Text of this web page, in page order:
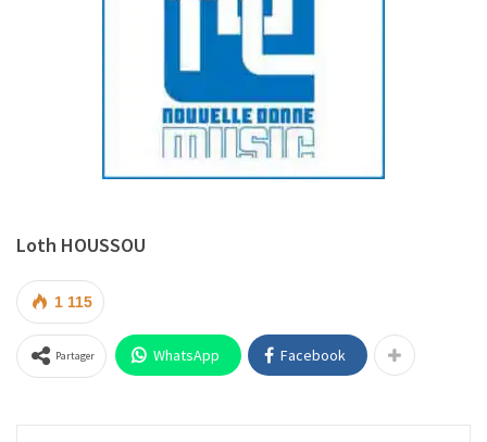
Loth HOUSSOU
1 115
Partager WhatsApp Facebook